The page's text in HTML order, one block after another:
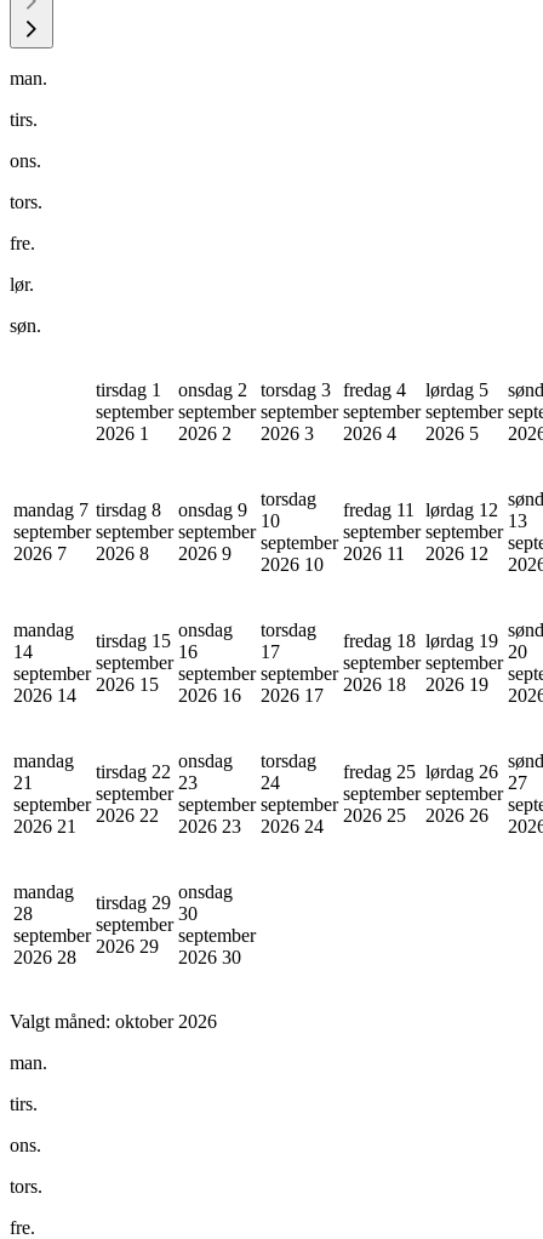
man.
tirs.
ons.
tors.
fre.
lør.
søn.
tirsdag 1
september
2026 1
onsdag 2
september
2026 2
torsdag 3
september
2026 3
fredag 4
september
2026 4
lørdag 5
september
2026 5
mandag 7
september
2026 7
tirsdag 8
september
2026 8
onsdag 9
september
2026 9
torsdag
10
september
2026 10
fredag 11
september
2026 11
lørdag 12
september
2026 12
13
mandag
14
september
2026 14
tirsdag 15
september
2026 15
onsdag
16
september
2026 16
torsdag
17
september
2026 17
fredag 18
september
2026 18
lørdag 19
september
2026 19
20
mandag
21
september
2026 21
tirsdag 22
september
2026 22
onsdag
23
september
2026 23
torsdag
24
september
2026 24
fredag 25
september
2026 25
lørdag 26
september
2026 26
27
mandag
28
september
2026 28
tirsdag 29
september
2026 29
onsdag
30
september
2026 30
Valgt måned: oktober 2026
man.
tirs.
ons.
tors.
fre.